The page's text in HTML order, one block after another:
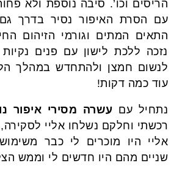
הריסים וכו’. סיבה נוספת ולא
עם הסרת האיפור נסיר בדרך
התאים המתים וגורמי הזיהום
נזכה ללכת לישון עם פנים נקיות
לנשום חמצן ולהתחדש במהלך
עוד כמה דקות!
נתחיל עם עשרה מסירי איפור
רכשתי וחלקם נשלחו אליי
אליי היו מוכרים לי כבר
שניים מהם היו חדשים לי וממש